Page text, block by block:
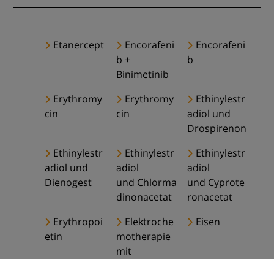
Etanercept
Encorafeni
b +
Binimetinib
Encorafeni
b
Erythromy
cin
Erythromy
cin
Ethinylestr
adiol und
Drospirenon
Ethinylestr
adiol und
Dienogest
Ethinylestr
adiol
und Chlorma
dinonacetat
Ethinylestr
adiol
und Cyprote
ronacetat
Erythropoi
etin
Elektroche
motherapie
mit
Eisen